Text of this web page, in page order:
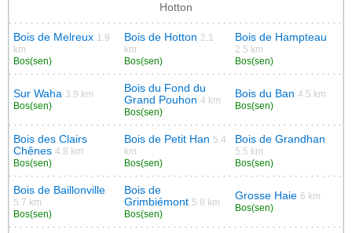
Hotton
Bois de Melreux 1.9
km
Bos(sen)
Bois de Hotton 2.1
km
Bos(sen)
Bois de Hampteau
2.5 km
Bos(sen)
Sur Waha 3.9 km
Bos(sen)
Bois du Fond du
Grand Pouhon 4 km
Bos(sen)
Bois du Ban 4.5 km
Bos(sen)
Bois des Clairs
Chênes 4.8 km
Bos(sen)
Bois de Petit Han 5.4
km
Bos(sen)
Bois de Grandhan
5.5 km
Bos(sen)
Bois de Baillonville
5.7 km
Bos(sen)
Bois de
Grimbiémont 5.8 km
Bos(sen)
Grosse Haie 6 km
Bos(sen)